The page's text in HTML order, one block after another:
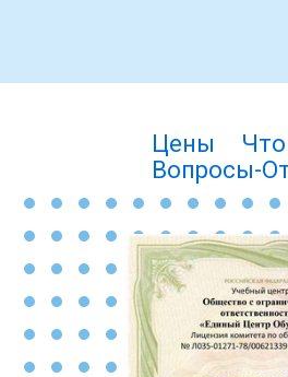
Цены
Вопросы-